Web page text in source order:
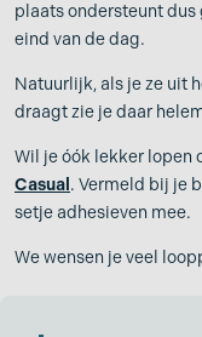
plaats ondersteunt
eind van de dag.
Natuurlijk, als je ze uit
draagt zie je daar
Wil je óók lekker lopen
Casual . Vermeld bij je
setje adhesieven mee.
We wensen je veel